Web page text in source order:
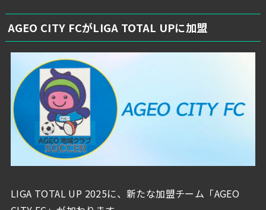
AGEO CITY FCがLIGA TOTAL UPに加盟
LIGA TOTAL UP 2025に、新たな加盟チーム「AGEO